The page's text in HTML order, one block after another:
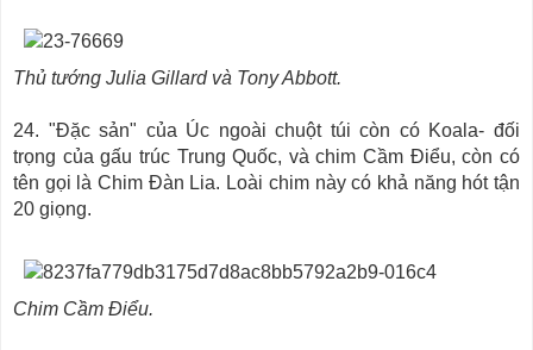
Thủ tướng Julia Gillard và Tony Abbott.
24. "Đặc sản" của Úc ngoài chuột túi còn có Koala- đối
trọng của gấu trúc Trung Quốc, và chim Cầm Điểu, còn có
tên gọi là Chim Đàn Lia. Loài chim này có khả năng hót tận
20 giọng.
Chim Cầm Điểu.